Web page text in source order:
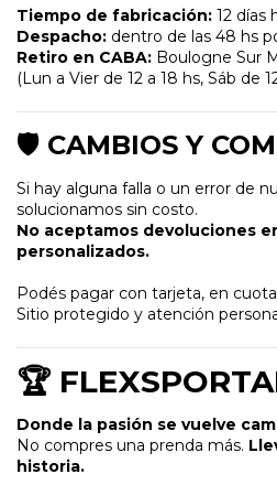
Tiempo de fabricación: 12 días
Despacho: dentro de las 48 hs
Retiro en CABA: Boulogne Sur
(Lun a Vier de 12 a 18 hs, Sáb de
🛡️ CAMBIOS Y
Si hay alguna falla o un error de
solucionamos sin costo.
No aceptamos devoluciones
personalizados.
Podés pagar con tarjeta, en
Sitio protegido y atención
🏆
Donde la pasión se vuelve
No compres una prenda más.
historia.